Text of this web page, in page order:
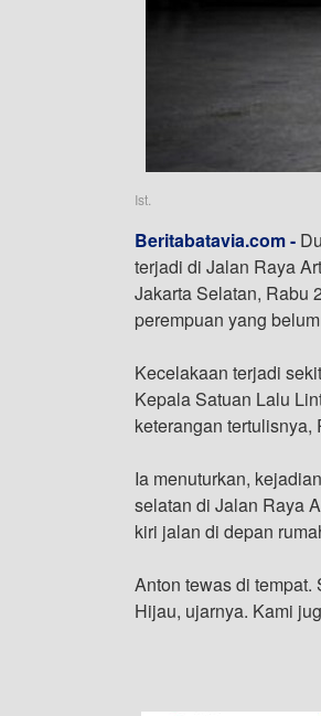
Ist.
Beritabatavia.com -
terjadi di Jalan Raya
Jakarta Selatan, Rabu
perempuan yang
Kecelakaan terjadi
Kepala Satuan Lalu
keterangan tertulisnya,
Ia menuturkan,
selatan di Jalan Raya
kiri jalan di depan
Anton tewas di
Hijau, ujarnya. Kami